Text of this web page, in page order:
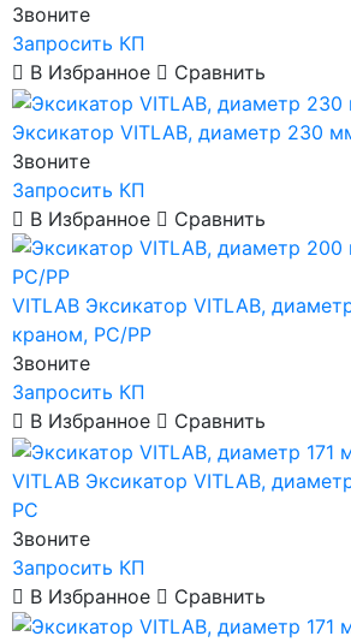
Звоните
Запросить КП
В Избранное
Сравнить
Эксикатор VITLAB, диаметр 230
Звоните
Запросить КП
В Избранное
Сравнить
VITLAB Эксикатор VITLAB,
краном, PC/PP
Звоните
Запросить КП
В Избранное
Сравнить
VITLAB Эксикатор VITLAB,
PC
Звоните
Запросить КП
В Избранное
Сравнить